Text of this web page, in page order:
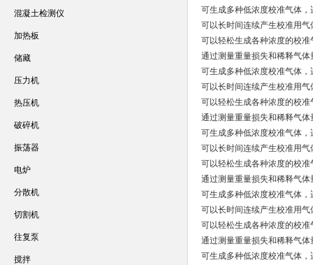
可生成多种低浓度校准气体
可以长时间连续产生校准用气
可以轻松生成各种浓度的校准
通过测量重量损失和稀释气
可生成多种低浓度校准气体
可以长时间连续产生校准用气
可以轻松生成各种浓度的校准
通过测量重量损失和稀释气
可生成多种低浓度校准气体
可以长时间连续产生校准用气
可以轻松生成各种浓度的校准
通过测量重量损失和稀释气
可生成多种低浓度校准气体
可以长时间连续产生校准用气
可以轻松生成各种浓度的校准
通过测量重量损失和稀释气
可生成多种低浓度校准气体
混凝土检测仪
加热板
储藏
压力机
热压机
破碎机
振荡器
电炉
分散机
切割机
往复泵
搅拌